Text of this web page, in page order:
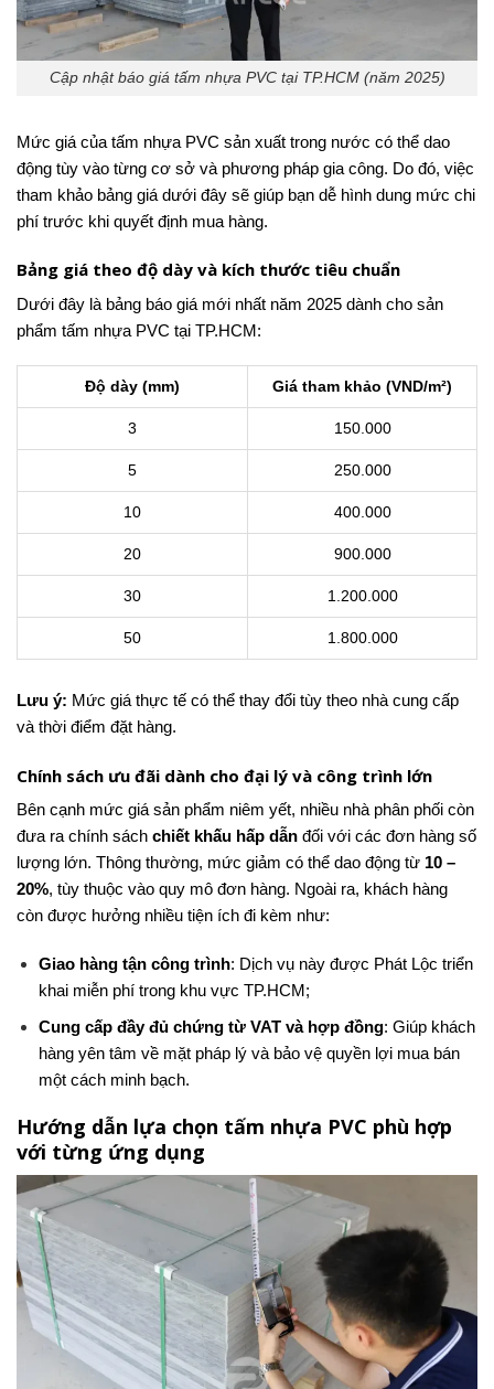
Cập nhật báo giá tấm nhựa PVC tại TP.HCM (năm 2025)
Mức giá của tấm nhựa PVC sản xuất trong nước có thể dao
động tùy vào từng cơ sở và phương pháp gia công. Do đó, việc
tham khảo bảng giá dưới đây sẽ giúp bạn dễ hình dung mức chi
phí trước khi quyết định mua hàng.
Bảng giá theo độ dày và kích thước tiêu chuẩn
Dưới đây là bảng báo giá mới nhất năm 2025 dành cho sản
phẩm tấm nhựa PVC tại TP.HCM:
Độ dày (mm) Giá tham khảo (VND/m²)
3 150.000
5 250.000
10 400.000
20 900.000
30 1.200.000
50 1.800.000
Lưu ý: Mức giá thực tế có thể thay đổi tùy theo nhà cung cấp
và thời điểm đặt hàng.
Chính sách ưu đãi dành cho đại lý và công trình lớn
Bên cạnh mức giá sản phẩm niêm yết, nhiều nhà phân phối còn
đưa ra chính sách chiết khấu hấp dẫn đối với các đơn hàng số
lượng lớn. Thông thường, mức giảm có thể dao động từ 10 –
20%, tùy thuộc vào quy mô đơn hàng. Ngoài ra, khách hàng
còn được hưởng nhiều tiện ích đi kèm như:
Giao hàng tận công trình: Dịch vụ này được Phát Lộc triển
khai miễn phí trong khu vực TP.HCM;
Cung cấp đầy đủ chứng từ VAT và hợp đồng: Giúp khách
hàng yên tâm về mặt pháp lý và bảo vệ quyền lợi mua bán
một cách minh bạch.
Hướng dẫn lựa chọn tấm nhựa PVC phù hợp
với từng ứng dụng